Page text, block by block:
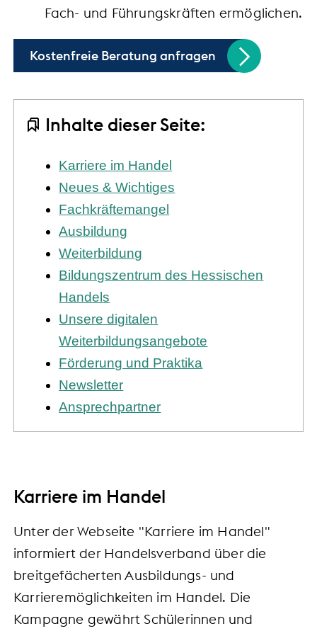
Fach- und Führungskräften ermöglichen.
Kostenfreie Beratung anfragen
Inhalte dieser Seite:
Karriere im Handel
Neues & Wichtiges
Fachkräftemangel
Ausbildung
Weiterbildung
Bildungszentrum des Hessischen
Handels
Unsere digitalen
Weiterbildungsangebote
Förderung und Praktika
Newsletter
Ansprechpartner
Karriere im Handel
Unter der Webseite "Karriere im Handel"
informiert der Handelsverband über die
breitgefächerten Ausbildungs- und
Karrieremöglichkeiten im Handel. Die
Kampagne gewährt Schülerinnen und